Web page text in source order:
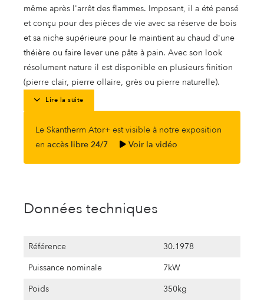
même après l'arrêt des flammes. Imposant, il a été pensé
et conçu pour des pièces de vie avec sa réserve de bois
et sa niche supérieure pour le maintient au chaud d'une
théière ou faire lever une pâte à pain. Avec son look
résolument nature il est disponible en plusieurs finition
(pierre clair, pierre ollaire, grès ou pierre naturelle).
Lire la suite
Le Skantherm Ator+ est visible à notre exposition
en accès libre 24/7 Voir la vidéo
Données techniques
Référence
30.1978
Puissance nominale
7kW
Poids
350kg